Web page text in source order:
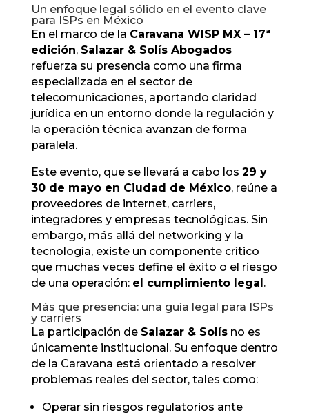
Un enfoque legal sólido en el evento clave
para ISPs en México
En el marco de la Caravana WISP MX – 17ª
edición, Salazar & Solís Abogados
refuerza su presencia como una firma
especializada en el sector de
telecomunicaciones, aportando claridad
jurídica en un entorno donde la regulación y
la operación técnica avanzan de forma
paralela.
Este evento, que se llevará a cabo los 29 y
30 de mayo en Ciudad de México, reúne a
proveedores de internet, carriers,
integradores y empresas tecnológicas. Sin
embargo, más allá del networking y la
tecnología, existe un componente crítico
que muchas veces define el éxito o el riesgo
de una operación: el cumplimiento legal.
Más que presencia: una guía legal para ISPs
y carriers
La participación de Salazar & Solísno es
únicamente institucional. Su enfoque dentro
de la Caravana está orientado a resolver
problemas reales del sector, tales como:
Operar sin riesgos regulatorios ante